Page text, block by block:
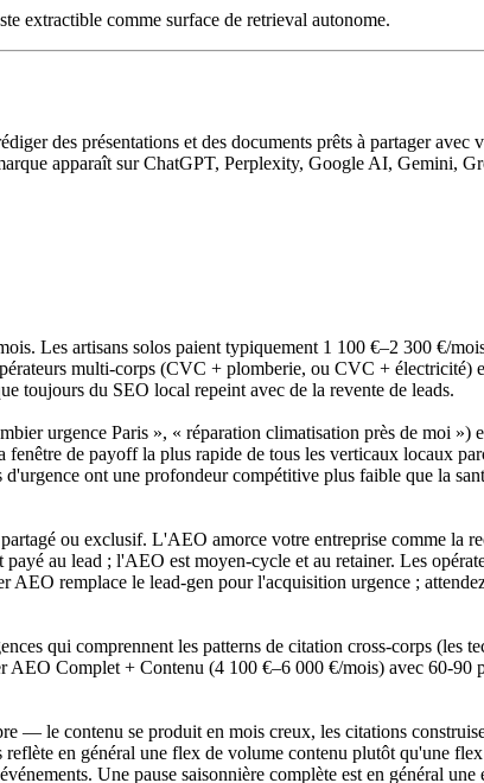
extractible comme surface de retrieval autonome.
des présentations et des documents prêts à partager avec
apparaît sur ChatGPT, Perplexity, Google AI, Gemini,
Les artisans solos paient typiquement 1 100 €–2 300 €/
multi-corps (CVC + plomberie, ou CVC + électricité)
toujours du SEO local repeint avec de la revente de leads.
urgence Paris », « réparation climatisation près de moi »)
de payoff la plus rapide de tous les verticaux locaux
ont une profondeur compétitive plus faible que la
ou exclusif. L'AEO amorce votre entreprise comme la
au lead ; l'AEO est moyen-cycle et au retainer. Les
AEO remplace le lead-gen pour l'acquisition urgence ;
qui comprennent les patterns de citation cross-corps (les
Complet + Contenu (4 100 €–6 000 €/mois) avec 60-90
— le contenu se produit en mois creux, les citations
en général une flex de volume contenu plutôt qu'une
Une pause saisonnière complète est en général